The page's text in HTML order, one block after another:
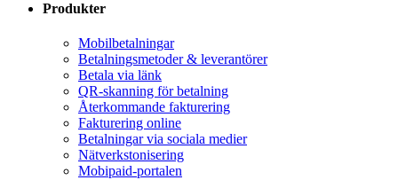
Produkter
Mobilbetalningar
Betalningsmetoder & leverantörer
Betala via länk
QR-skanning för betalning
Återkommande fakturering
Fakturering online
Betalningar via sociala medier
Nätverkstonisering
Mobipaid-portalen